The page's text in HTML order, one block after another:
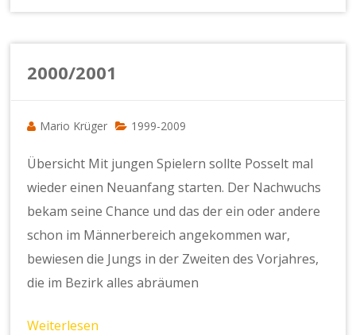
2000/2001
Mario Krüger 1999-2009
Übersicht Mit jungen Spielern sollte Posselt mal
wieder einen Neuanfang starten. Der Nachwuchs
bekam seine Chance und das der ein oder andere
schon im Männerbereich angekommen war,
bewiesen die Jungs in der Zweiten des Vorjahres,
die im Bezirk alles abräumen
Weiterlesen